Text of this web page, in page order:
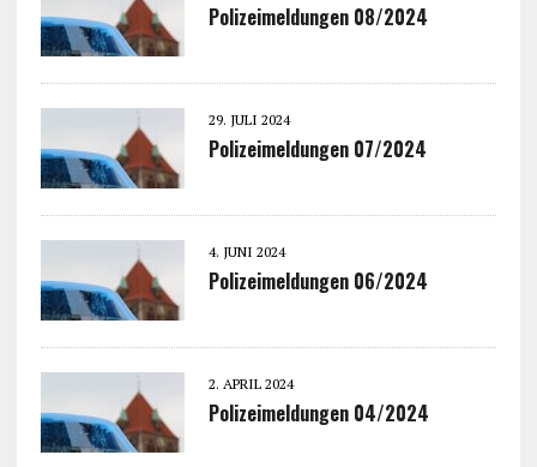
Polizeimeldungen 08/2024
29. JULI 2024
Polizeimeldungen 07/2024
4. JUNI 2024
Polizeimeldungen 06/2024
2. APRIL 2024
Polizeimeldungen 04/2024